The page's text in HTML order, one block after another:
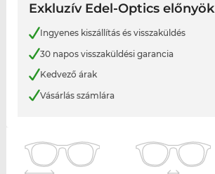
Exkluzív Edel-Optics előnyök
Ingyenes kiszállítás és visszaküldés
30 napos visszaküldési garancia
Kedvező árak
Vásárlás számlára